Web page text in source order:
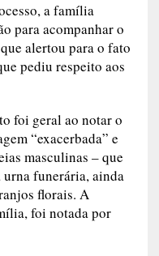
a família
para acompanhar o
alertou para o fato
pediu respeito aos
foi geral ao notar o
“exacerbada” e
masculinas – que
funerária, ainda
florais. A
foi notada por